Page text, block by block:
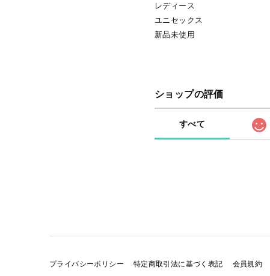
レディース
ユニセックス
新品未使用
ショップの評価
すべて
プライバシーポリシー 特定商取引法に基づく表記 会員規約